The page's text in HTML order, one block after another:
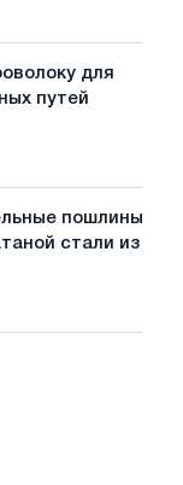
для
путей
пошлины
стали из